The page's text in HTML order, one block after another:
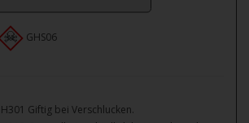
GHS06
H301 Giftig bei Verschlucken.